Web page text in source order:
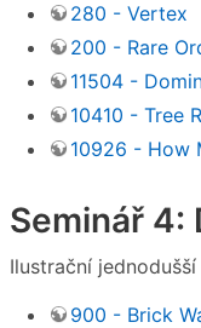
280 - Vertex
200 - Rare
11504 -
10410 - Tree
10926 - How
Seminář 4:
Ilustrační
900 - Brick